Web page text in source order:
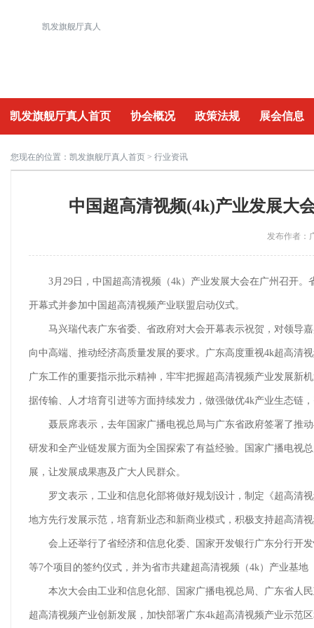
凯发旗舰厅真人
凯发旗舰厅真人首页 协会概况 政策法规 展会信息
重要活动
您现在的位置： 凯发旗舰厅真人首页 > 行业资讯
中国超高清视频(4k)产业发展大
发布作者
3月29日，中国超高清视频（4k）产业发展大会在广州召开
开幕式并参加中国超高清视频产业联盟启动仪式。
马兴瑞代表广东省委、省政府对大会开幕表示祝贺，对领导嘉
向中高端、推动经济高质量发展的要求。广东高度重视4k超高清
广东工作的重要指示批示精神，牢牢把握超高清视频产业发展新
据传输、人才培育引进等方面持续发力，做强做优4k产业生态链
聂辰席表示，去年国家广播电视总局与广东省政府签署了推动
研发和全产业链发展方面为全国探索了有益经验。国家广播电视
展，让发展成果惠及广大人民群众。
罗文表示，工业和信息化部将做好规划设计，制定《超高清视
地方先行发展示范，培育新业态和新商业模式，积极支持超高清
会上还举行了省经济和信息化委、国家开发银行广东分行开发
等7个项目的签约仪式，并为省市共建超高清视频（4k）产业基
本次大会由工业和信息化部、国家广播电视总局、广东省人民
超高清视频产业创新发展，加快部署广东4k超高清视频产业示范